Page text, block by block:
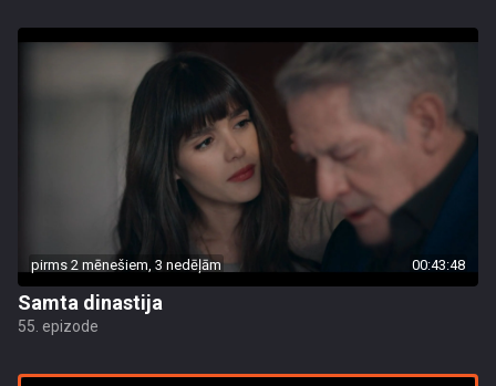
pirms 2 mēnešiem, 3 nedēļām 00:43:48
Samta dinastija
55. epizode